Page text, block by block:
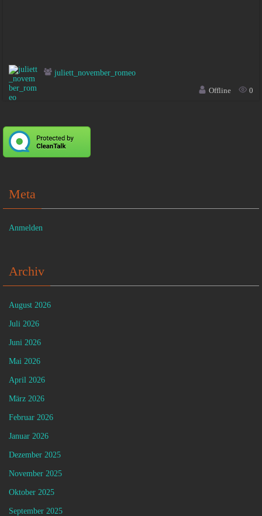
juliett_november_romeo
Offline
0
Meta
Anmelden
Archiv
August 2026
Juli 2026
Juni 2026
Mai 2026
April 2026
März 2026
Februar 2026
Januar 2026
Dezember 2025
November 2025
Oktober 2025
September 2025